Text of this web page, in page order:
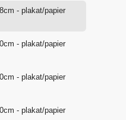
- plakat/papier
- plakat/papier
- plakat/papier
- plakat/papier